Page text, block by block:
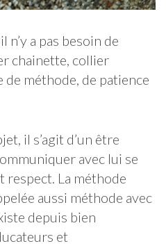
n’y a pas besoin de
chainette, collier
méthode, de patience
il s’agit d’un être
avec lui se
respect. La méthode
aussi méthode avec
depuis bien
et